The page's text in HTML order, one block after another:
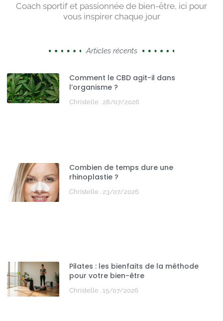
Coach sportif et passionnée de bien-être, ici pour
vous inspirer chaque jour
Articles récents
Comment le CBD agit-il dans
l’organisme ?
Christelle 28/07/2026
Combien de temps dure une
rhinoplastie ?
Christelle 23/07/2026
Pilates : les bienfaits de la méthode
pour votre bien-être
Christelle 15/07/2026